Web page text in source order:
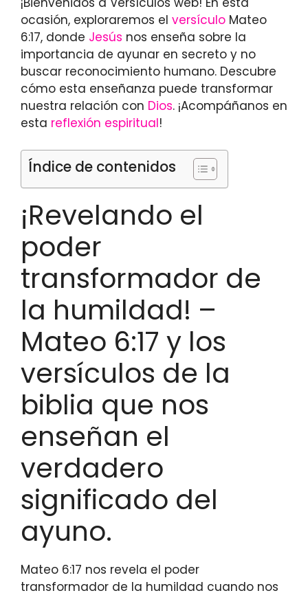
ocasión, exploraremos el versículo Mateo
6:17, donde Jesús nos enseña sobre la
importancia de ayunar en secreto y no
buscar reconocimiento humano. Descubre
cómo esta enseñanza puede transformar
nuestra relación con Dios. ¡Acompáñanos en
esta reflexión espiritual!
Índice de contenidos
¡Revelando el
poder
transformador de
la humildad! –
Mateo 6:17 y los
versículos de la
biblia que nos
enseñan el
verdadero
significado del
ayuno.
Mateo 6:17 nos revela el poder
transformador de la humildad cuando nos